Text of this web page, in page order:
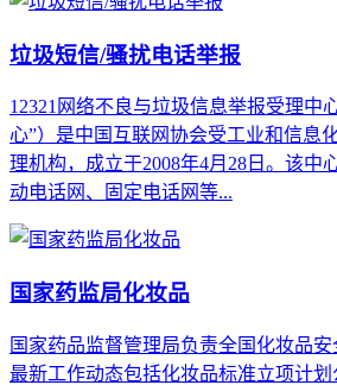
垃圾短信/骚扰电话举报
12321网络不良与垃圾信息举报受理中
心”）是中国互联网协会受工业和信息
理机构，成立于2008年4月28日。该中
动电话网、固定电话网等...
国家药监局化妆品
国家药品监督管理局‌负责全国化妆品
最新工作动态包括化妆品标准立项计